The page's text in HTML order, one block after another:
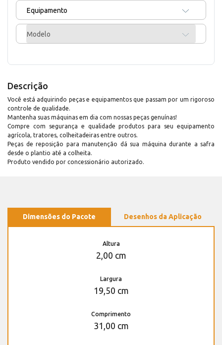
Equipamento
Modelo
Descrição
Você está adquirindo peças e equipamentos que passam por um rigoroso
controle de qualidade.
Mantenha suas máquinas em dia com nossas peças genuínas!
Compre com segurança e qualidade produtos para seu equipamento
agrícola, tratores, colheitadeiras entre outros.
Peças de reposição para manutenção dá sua máquina durante a safra
desde o plantio até a colheita.
Produto vendido por concessionário autorizado.
Dimensões do Pacote Desenhos da Aplicação
Altura
2,00 cm
Largura
19,50 cm
Comprimento
31,00 cm